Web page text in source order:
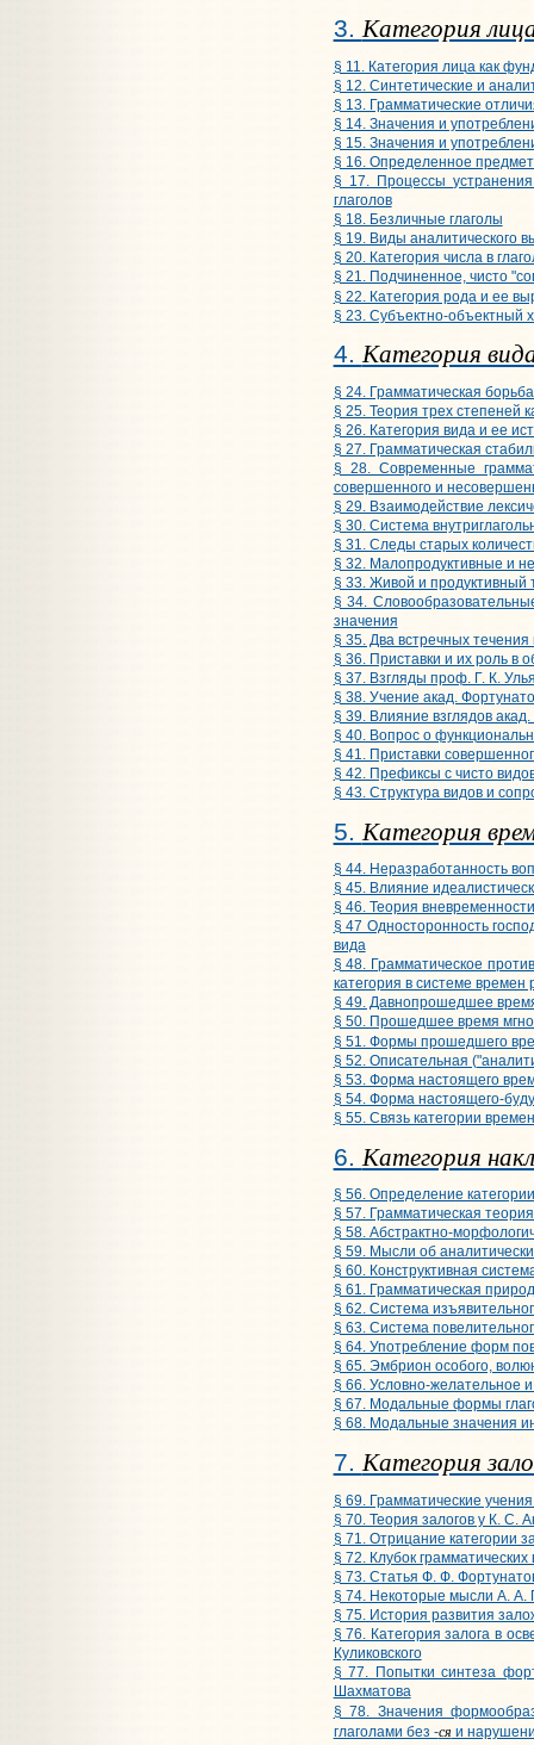
3. Категория
§ 11. Категория лица как
§ 12. Синтетические и
§ 13. Грамматические
§ 14. Значения и
§ 15. Значения и
§ 16. Определенное
§ 17. Процессы
глаголов
§ 18. Безличные глаголы
§ 19. Виды аналитического
§ 20. Категория числа в
§ 21. Подчиненное, чисто
§ 22. Категория рода и ее
§ 23. Субъектно-объектный
4. Категория
§ 24. Грамматическая
§ 25. Теория трех степеней
§ 26. Категория вида и ее
§ 27. Грамматическая
§ 28. Современные
совершенного и
§ 29. Взаимодействие
§ 30. Система
§ 31. Следы старых
§ 32. Малопродуктивные и
§ 33. Живой и продуктивный
§ 34.
значения
§ 35. Два встречных
§ 36. Приставки и их роль в
§ 37. Взгляды проф. Г. К.
§ 38. Учение акад.
§ 39. Влияние взглядов
§ 40. Вопрос о
§ 41. Приставки
§ 42. Префиксы с чисто
§ 43. Структура видов и
5. Категория
§ 44. Неразработанность
§ 45. Влияние
§ 46. Теория вневременности
§ 47 Односторонность
вида
§ 48. Грамматическое
категория в системе времен
§ 49. Давнопрошедшее
§ 50. Прошедшее время
§ 51. Формы прошедшего
§ 52. Описательная
§ 53. Форма настоящего
§ 54. Форма настоящего-
§ 55. Связь категории
6. Категория
§ 56. Определение
§ 57. Грамматическая
§ 58. Абстрактно-
§ 59. Мысли об
§ 60. Конструктивная
§ 61. Грамматическая
§ 62. Система
§ 63. Система
§ 64. Употребление форм
§ 65. Эмбрион особого,
§ 66. Условно-желательное
§ 67. Модальные формы
§ 68. Модальные значения
7. Категория
§ 69. Грамматические
§ 70. Теория залогов у К. С.
§ 71. Отрицание категории
§ 72. Клубок
§ 73. Статья Ф. Ф.
§ 74. Некоторые мысли А. А.
§ 75. История развития
§ 76. Категория залога в
Куликовского
§ 77. Попытки синтеза
Шахматова
§ 78. Значения
глаголами без -ся и